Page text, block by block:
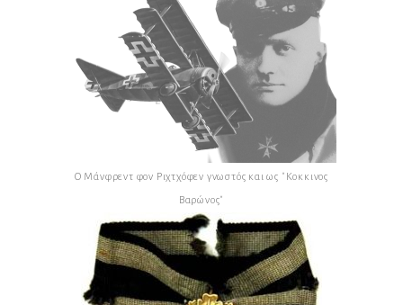
Ο Μάνφρεντ φον Ριχτχόφεν γνωστός και ως "Κοκκινος
Βαρώνος"